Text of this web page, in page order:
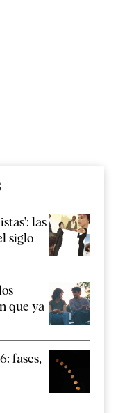
las
siglo
que ya
fases,